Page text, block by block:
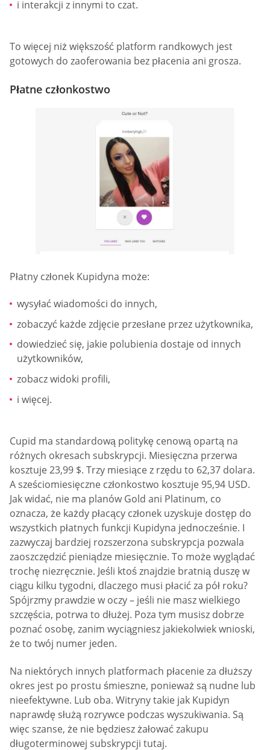
i interakcji z innymi to czat.
To więcej niż większość platform randkowych jest
gotowych do zaoferowania bez płacenia ani grosza.
Płatne członkostwo
Płatny członek Kupidyna może:
wysyłać wiadomości do innych,
zobaczyć każde zdjęcie przesłane przez użytkownika,
dowiedzieć się, jakie polubienia dostaje od innych
użytkowników,
zobacz widoki profili,
i więcej.
Cupid ma standardową politykę cenową opartą na
różnych okresach subskrypcji. Miesięczna przerwa
kosztuje 23,99 $. Trzy miesiące z rzędu to 62,37 dolara.
A sześciomiesięczne członkostwo kosztuje 95,94 USD.
Jak widać, nie ma planów Gold ani Platinum, co
oznacza, że każdy płacący członek uzyskuje dostęp do
wszystkich płatnych funkcji Kupidyna jednocześnie. I
zazwyczaj bardziej rozszerzona subskrypcja pozwala
zaoszczędzić pieniądze miesięcznie. To może wyglądać
trochę niezręcznie. Jeśli ktoś znajdzie bratnią duszę w
ciągu kilku tygodni, dlaczego musi płacić za pół roku?
Spójrzmy prawdzie w oczy – jeśli nie masz wielkiego
szczęścia, potrwa to dłużej. Poza tym musisz dobrze
poznać osobę, zanim wyciągniesz jakiekolwiek wnioski,
że to twój numer jeden.
Na niektórych innych platformach płacenie za dłuższy
okres jest po prostu śmieszne, ponieważ są nudne lub
nieefektywne. Lub oba. Witryny takie jak Kupidyn
naprawdę służą rozrywce podczas wyszukiwania. Są
więc szanse, że nie będziesz żałować zakupu
długoterminowej subskrypcji tutaj.